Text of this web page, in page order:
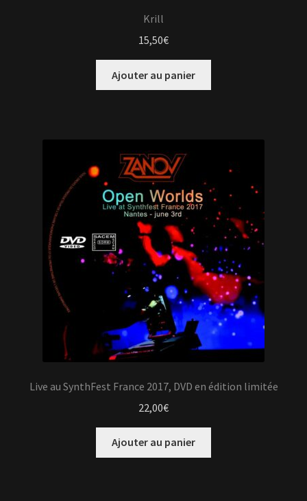
Krill
15,50€
Ajouter au panier
Live au SynthFest France 2017, DVD en édition limitée
22,00€
Ajouter au panier